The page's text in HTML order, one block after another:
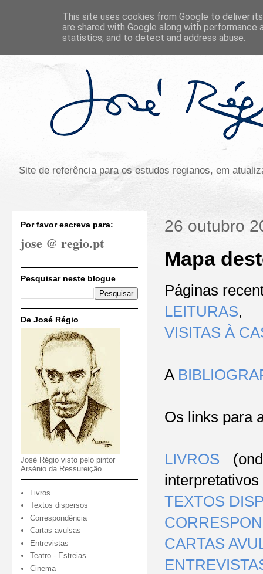
Site de referência para os estudos regianos, em
26 outubro
Mapa
Páginas
LEITURAS,
VISITAS À
A
Os links para
LIVROS
TEXTOS
CARTAS
Por favor escreva para:
jose @ regio.pt
Pesquisar neste blogue
De José Régio
José Régio visto pelo pintor
Arsénio da Ressureição
Livros
Textos dispersos
Correspondência
Cartas avulsas
Entrevistas
Teatro - Estreias
Cinema
This site uses cookies from Google to deliver
are shared with Google along with
statistics, and to detect and address abuse.